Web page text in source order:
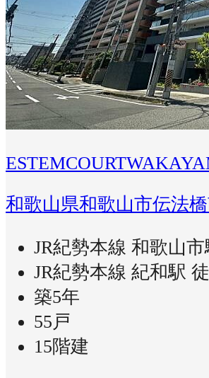
和歌山県和歌山市伝法
JR紀勢本線 和歌山
JR紀勢本線 紀和駅
築5年
55戸
15階建